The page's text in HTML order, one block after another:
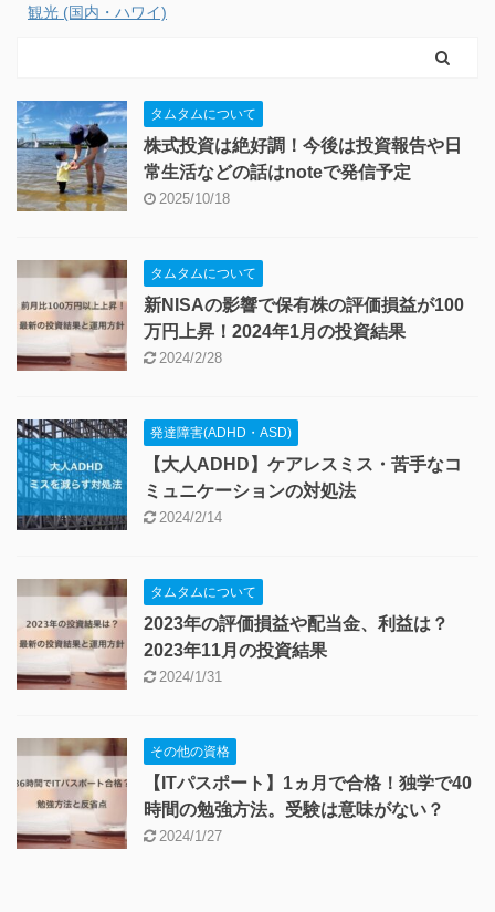
観光 (国内・ハワイ)
タムタムについて
株式投資は絶好調！今後は投資報告や日
常生活などの話はnoteで発信予定
2025/10/18
タムタムについて
新NISAの影響で保有株の評価損益が100
万円上昇！2024年1月の投資結果
2024/2/28
発達障害(ADHD・ASD)
【大人ADHD】ケアレスミス・苦手なコ
ミュニケーションの対処法
2024/2/14
タムタムについて
2023年の評価損益や配当金、利益は？
2023年11月の投資結果
2024/1/31
その他の資格
【ITパスポート】1ヵ月で合格！独学で40
時間の勉強方法。受験は意味がない？
2024/1/27